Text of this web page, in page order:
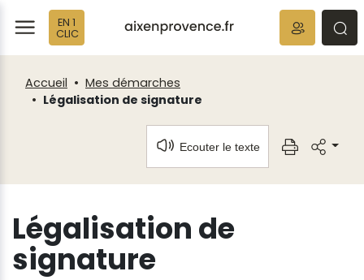
EN 1
CLIC
Accueil
Mes démarches
Légalisation de signature
Ecouter le texte
Légalisation de
signature
Fenêtre
de
chat
Panneau de gestion des cookies